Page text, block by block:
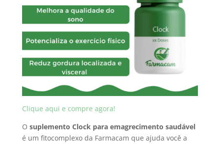
Clique aqui e compre agora!
O suplemento Clock para emagrecimento saudável
é um fitocomplexo da Farmacam que ajuda você a